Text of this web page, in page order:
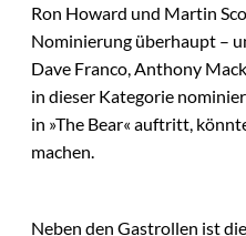
Ron Howard und Martin
Nominierung überhaupt –
Dave Franco, Anthony
in dieser Kategorie
in »The Bear« auftritt,
machen.
Neben den Gastrollen ist